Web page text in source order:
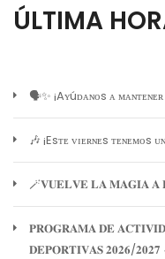
ÚLTIMA
🗣️✨ ¡Aʏúᴅᴀɴᴏs ᴀ ᴍᴀɴᴛᴇɴᴇʀ
🎶 ¡Esᴛᴇ ᴠɪᴇʀɴᴇs ᴛᴇɴᴇᴍᴏs
🪄𝐕𝐔𝐄𝐋𝐕𝐄 𝐋𝐀 𝐌𝐀𝐆𝐈𝐀 𝐀
𝐏𝐑𝐎𝐆𝐑𝐀𝐌𝐀 𝐃𝐄
𝐃𝐄𝐏𝐎𝐑𝐓𝐈𝐕𝐀𝐒 𝟐𝟎𝟐𝟔/𝟐𝟎𝟐𝟕